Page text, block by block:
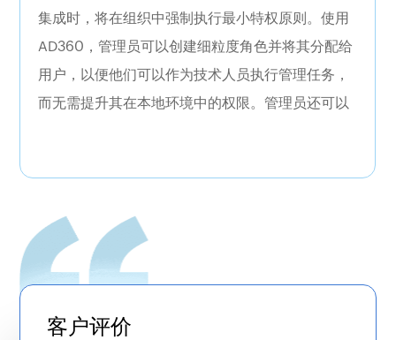
自助密码管理
功能，以避免密码过期和帐户锁定，而无需IT管
更多
集成时，将在组织中强制执行最小特权原则。使用
AD360，管理员可以创建细粒度角色并将其分配给
用户，以便他们可以作为技术人员执行管理任务，
而无需提升其在本地环境中的权限。管理员还可以
务工作流和受控自动化。
客户评价